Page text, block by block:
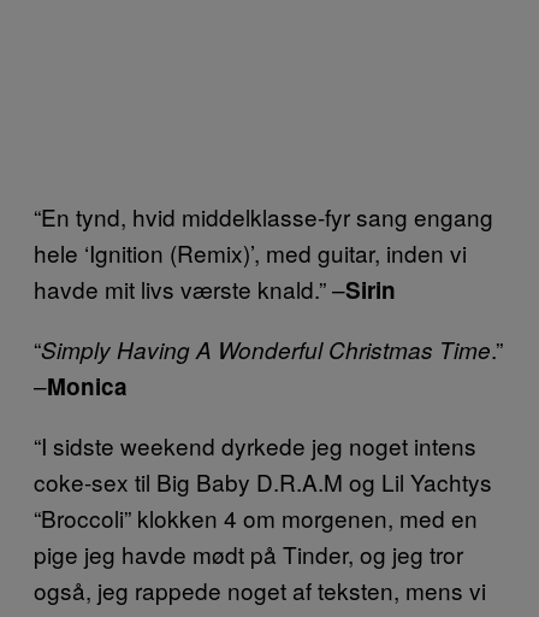
“En tynd, hvid middelklasse-fyr sang engang
hele ‘Ignition (Remix)’, med guitar, inden vi
havde mit livs værste knald.” –Sirin
“Simply Having A Wonderful Christmas Time.”
–Monica
“I sidste weekend dyrkede jeg noget intens
coke-sex til Big Baby D.R.A.M og Lil Yachtys
“Broccoli” klokken 4 om morgenen, med en
pige jeg havde mødt på Tinder, og jeg tror
også, jeg rappede noget af teksten, mens vi